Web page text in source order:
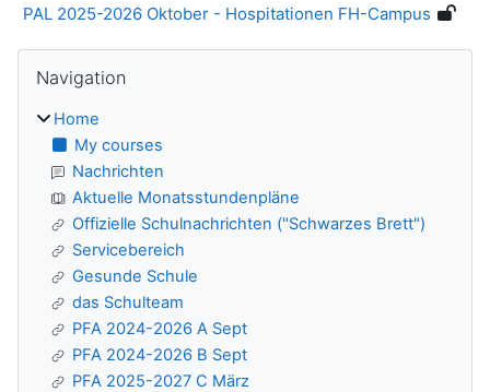
PAL 2025-2026 Oktober - Hospitationen FH-Campus
Blocks
Navigation
Home
My courses
Nachrichten
Aktuelle Monatsstundenpläne
Offizielle Schulnachrichten ("Schwarzes Brett")
Servicebereich
Gesunde Schule
das Schulteam
PFA 2024-2026 A Sept
PFA 2024-2026 B Sept
PFA 2025-2027 C März